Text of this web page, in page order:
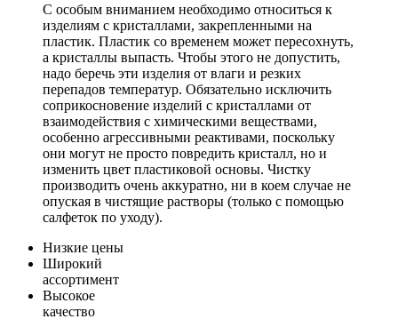
С особым вниманием необходимо относиться к
изделиям с кристаллами, закрепленными на
пластик. Пластик со временем может пересохнуть,
а кристаллы выпасть. Чтобы этого не допустить,
надо беречь эти изделия от влаги и резких
перепадов температур. Обязательно исключить
соприкосновение изделий с кристаллами от
взаимодействия с химическими веществами,
особенно агрессивными реактивами, поскольку
они могут не просто повредить кристалл, но и
изменить цвет пластиковой основы. Чистку
производить очень аккуратно, ни в коем случае не
опуская в чистящие растворы (только с помощью
салфеток по уходу).
Низкие цены
Широкий
ассортимент
Высокое
качество